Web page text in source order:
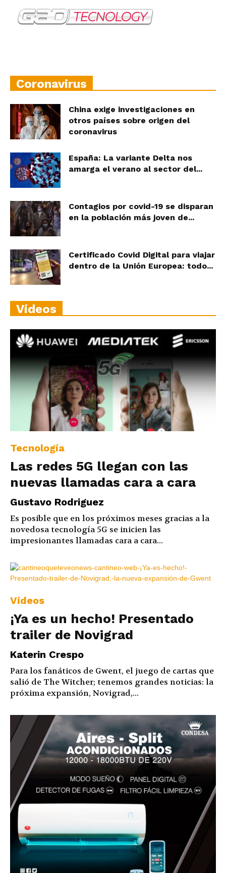
Coronavirus
China exige investigaciones en
otros países sobre origen del
coronavirus
España: La variante Delta nos
amarga el verano al sector del...
Contagios por covid-19 se disparan
en la población más joven de...
Certificado Covid Digital para viajar
dentro de la Unión Europea: todo...
Vídeos
Tecnología
Las redes 5G llegan con las
nuevas llamadas cara a cara
Gustavo Rodriguez
Es posible que en los próximos meses gracias a la
novedosa tecnología 5G se inicien las
impresionantes llamadas cara a cara...
Vídeos
¡Ya es un hecho! Presentado
trailer de Novigrad
Katerin Crespo
Para los fanáticos de Gwent, el juego de cartas que
salió de The Witcher; tenemos grandes noticias: la
próxima expansión, Novigrad,...